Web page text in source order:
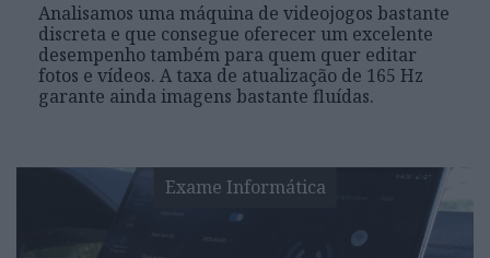
Analisamos uma máquina de videojogos bastante
discreta e que consegue oferecer um excelente
desempenho também para quem quer editar
fotos e vídeos. A taxa de atualização de 165 Hz
garante ainda imagens bastante fluídas.
Exame Informática